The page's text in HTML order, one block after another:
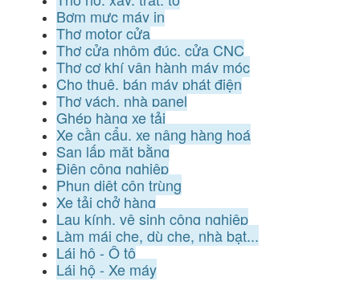
Bơm mực máy in
Thợ motor cửa
Thợ cửa nhôm đúc, cửa CNC
Thợ cơ khí vận hành máy móc
Cho thuê, bán máy phát điện
Thợ vách, nhà panel
Ghép hàng xe tải
Xe cần cẩu, xe nâng hàng hoá
San lấp mặt bằng
Điện công nghiệp
Phun diệt côn trùng
Xe tải chở hàng
Lau kính, vệ sinh công nghiệp
Làm mái che, dù che, nhà bạt...
Lái hộ - Ô tô
Lái hộ - Xe máy